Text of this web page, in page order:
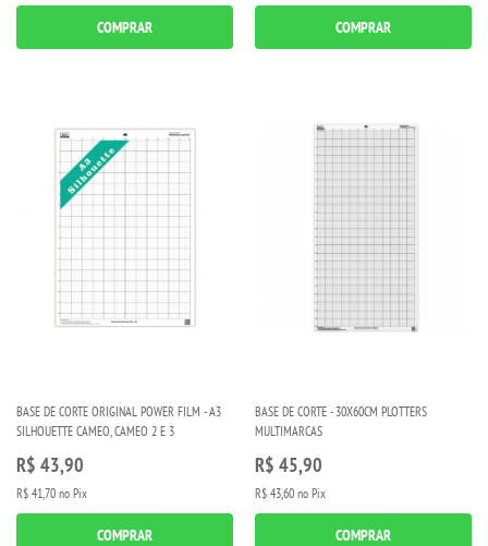
COMPRAR COMPRAR
BASE DE CORTE ORIGINAL POWER FILM - A3
SILHOUETTE CAMEO, CAMEO 2 E 3
R$ 43,90
R$ 41,70 no Pix
COMPRAR
BASE DE CORTE - 30X60CM PLOTTERS
MULTIMARCAS
R$ 45,90
R$ 43,60 no Pix
COMPRAR